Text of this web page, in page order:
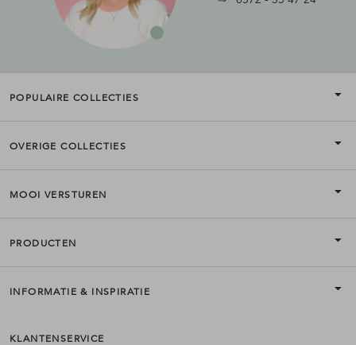
POPULAIRE COLLECTIES
OVERIGE COLLECTIES
MOOI VERSTUREN
PRODUCTEN
INFORMATIE & INSPIRATIE
KLANTENSERVICE